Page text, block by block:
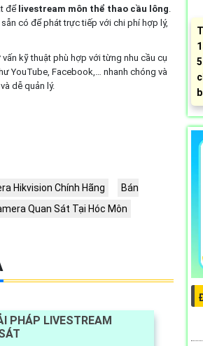
để livestream môn thể thao cầu lông
có để phát trực tiếp với chi phí hợp lý,
kỹ thuật phù hợp với từng nhu cầu cụ
YouTube, Facebook,… nhanh chóng và
dễ quản lý.
Hikvision Chính Hãng
Bán
Quan Sát Tại Hóc Môn
PHÁP LIVESTREAM